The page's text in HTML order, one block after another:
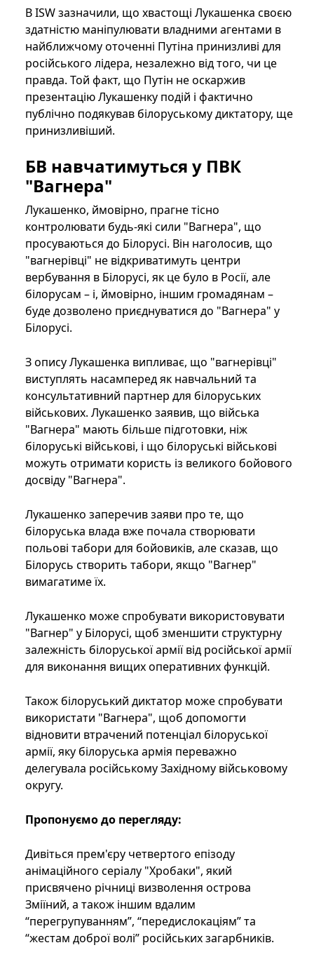
В ISW зазначили, що хвастощі Лукашенка своєю
здатністю маніпулювати владними агентами в
найближчому оточенні Путіна принизливі для
російського лідера, незалежно від того, чи це
правда. Той факт, що Путін не оскаржив
презентацію Лукашенку подій і фактично
публічно подякував білоруському диктатору, ще
принизливіший.
БВ навчатимуться у ПВК
"Вагнера"
Лукашенко, ймовірно, прагне тісно
контролювати будь-які сили "Вагнера", що
просуваються до Білорусі. Він наголосив, що
"вагнерівці" не відкриватимуть центри
вербування в Білорусі, як це було в Росії, але
білорусам – і, ймовірно, іншим громадянам –
буде дозволено приєднуватися до "Вагнера" у
Білорусі.
З опису Лукашенка випливає, що "вагнерівці"
виступлять насамперед як навчальний та
консультативний партнер для білоруських
військових. Лукашенко заявив, що війська
"Вагнера" мають більше підготовки, ніж
білоруські військові, і що білоруські військові
можуть отримати користь із великого бойового
досвіду "Вагнера".
Лукашенко заперечив заяви про те, що
білоруська влада вже почала створювати
польові табори для бойовиків, але сказав, що
Білорусь створить табори, якщо "Вагнер"
вимагатиме їх.
Лукашенко може спробувати використовувати
"Вагнер" у Білорусі, щоб зменшити структурну
залежність білоруської армії від російської армії
для виконання вищих оперативних функцій.
Також білоруський диктатор може спробувати
використати "Вагнера", щоб допомогти
відновити втрачений потенціал білоруської
армії, яку білоруська армія переважно
делегувала російському Західному військовому
округу.
Пропонуємо до перегляду:
Дивіться прем'єру четвертого епізоду
анімаційного серіалу "Хробаки", який
присвячено річниці визволення острова
Зміїний, а також іншим вдалим
“перегрупуванням”, “передислокаціям” та
“жестам доброї волі” російських загарбників.